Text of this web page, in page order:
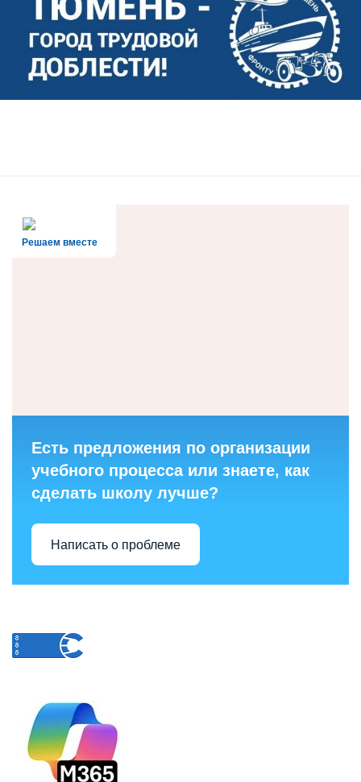
Решаем вместе
Есть предложения по организации
учебного процесса или знаете, как
сделать школу лучше?
Написать о проблеме